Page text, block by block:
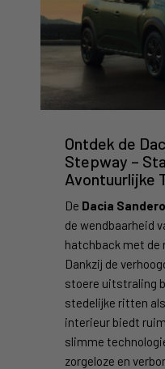
Ontdek de
Stepway –
Avontuurlijke
De Dacia
de wendbaarheid
hatchback met de
Dankzij de
stoere uitstraling
stedelijke ritten
interieur biedt
slimme
zorgeloze en